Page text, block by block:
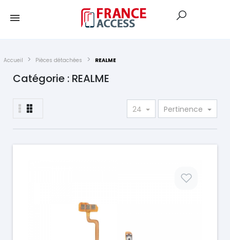
Accueil Pièces détachées REALME
Catégorie : REALME
24 Pertinence